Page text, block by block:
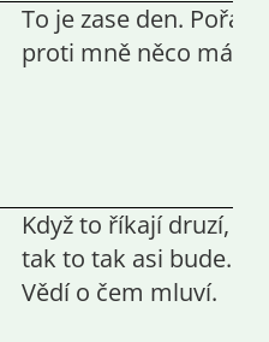
To je zase den. Pořád
proti mně něco má.
Když to říkají druzí,
tak to tak asi bude.
Vědí o čem mluví.